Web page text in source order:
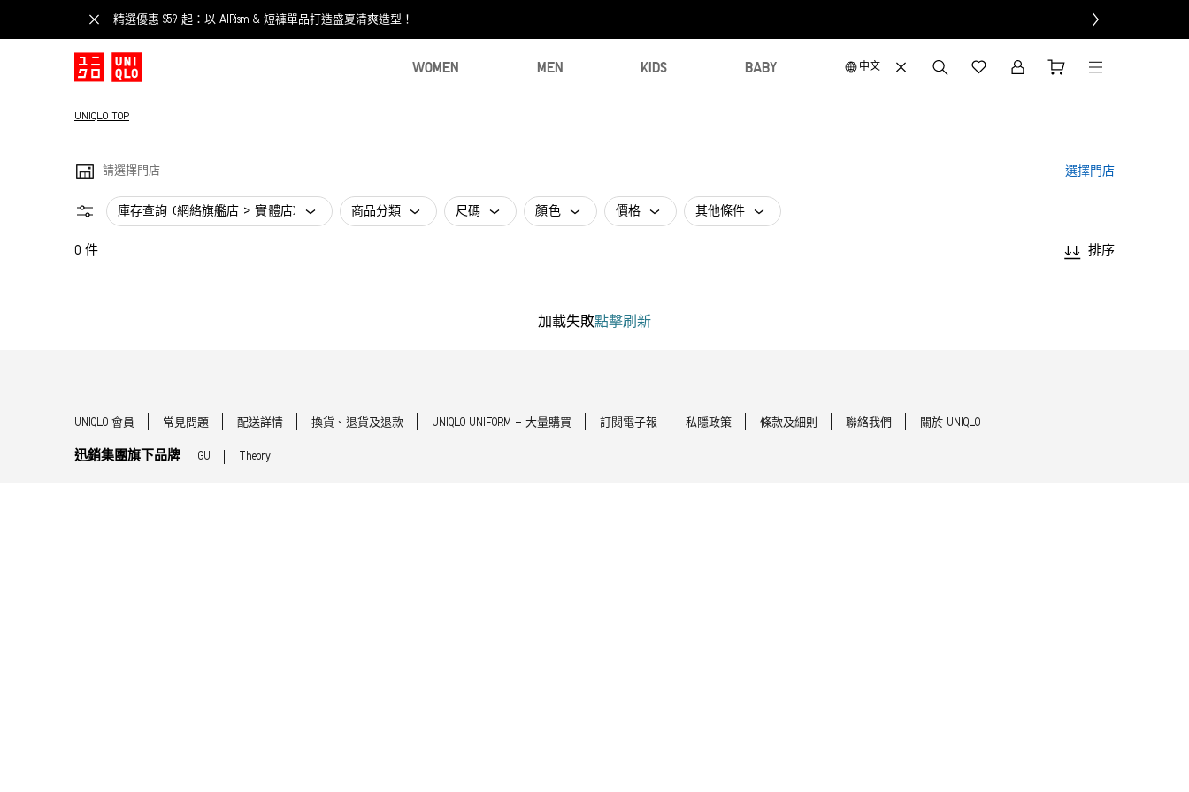
精選優惠 $59 起：以 AIRism & 短褲單品打造盛夏清爽造型！
WOMEN MEN KIDS BABY 中文
UNIQLO TOP
請選擇門店 選擇門店
庫存查詢 (網絡旗艦店 > 實體店) 商品分類 尺碼 顏色 價格 其他條件
0 件 排序
加載失敗點擊刷新
UNIQLO 會員 常見問題 配送詳情 換貨、退貨及退款 UNIQLO UNIFORM - 大量購買 訂閱電子報 私隱政策 條款及細則 聯絡我們 關於 UNIQLO
迅銷集團旗下品牌 GU Theory